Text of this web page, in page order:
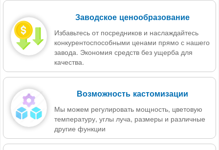
Заводское ценообразование
Избавьтесь от посредников и наслаждайтесь
конкурентоспособными ценами прямо с нашего
завода. Экономия средств без ущерба для
качества.
Возможность кастомизации
Мы можем регулировать мощность, цветовую
температуру, углы луча, размеры и различные
другие функции